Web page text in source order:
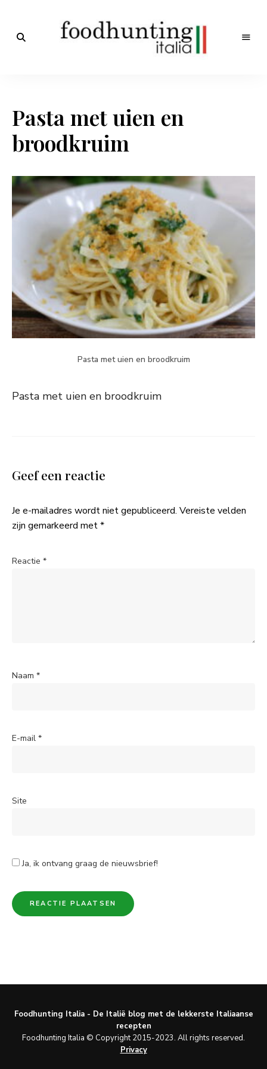
Italia
van
Italië!
beste
Italiaanse
recepten
Pasta met uien en
broodkruim
Pasta met uien en broodkruim
Pasta met uien en broodkruim
Geef een reactie
Je e-mailadres wordt niet gepubliceerd. Vereiste velden
zijn gemarkeerd met*
Reactie *
Naam *
E-mail *
Site
Ja, ik ontvang graag de nieuwsbrief!
Foodhunting Italia - De Italië blog met de lekkerste Italiaanse
recepten
Foodhunting Italia © Copyright 2015-2023. All rights reserved.
Privacy